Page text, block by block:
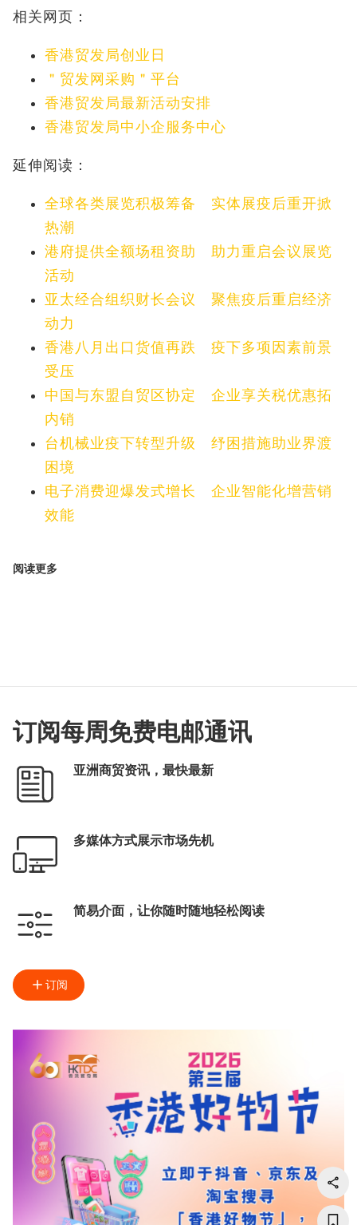
相关网页：
香港贸发局创业日
＂贸发网采购＂平台
香港贸发局最新活动安排
香港贸发局中小企服务中心
延伸阅读：
全球各类展览积极筹备 实体展疫后重开掀
热潮
港府提供全额场租资助 助力重启会议展览
活动
亚太经合组织财长会议 聚焦疫后重启经济
动力
香港八月出口货值再跌 疫下多项因素前景
受压
中国与东盟自贸区协定 企业享关税优惠拓
内销
台机械业疫下转型升级 纾困措施助业界渡
困境
电子消费迎爆发式增长 企业智能化增营销
效能
阅读更多
订阅每周免费电邮通讯
亚洲商贸资讯，最快最新
多媒体方式展示市场先机
简易介面，让你随时随地轻松阅读
订阅